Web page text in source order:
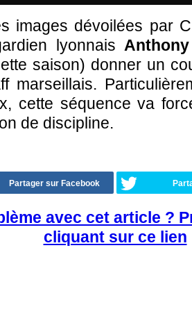
images dévoilées par
lyonnais
saison) donner un
marseillais.
cette séquence va
de discipline.
Partager sur Facebook
avec cet article ?
cliquant sur ce lien